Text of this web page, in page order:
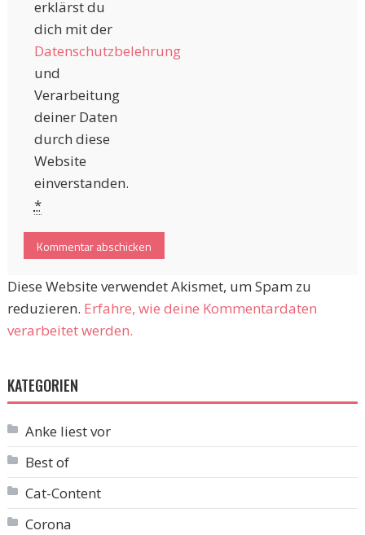
erklärst du
dich mit der
Datenschutzbelehrung
und
Verarbeitung
deiner Daten
durch diese
Website
einverstanden.
*
Diese Website verwendet Akismet, um Spam zu
reduzieren. Erfahre, wie deine Kommentardaten
verarbeitet werden.
KATEGORIEN
Anke liest vor
Best of
Cat-Content
Corona